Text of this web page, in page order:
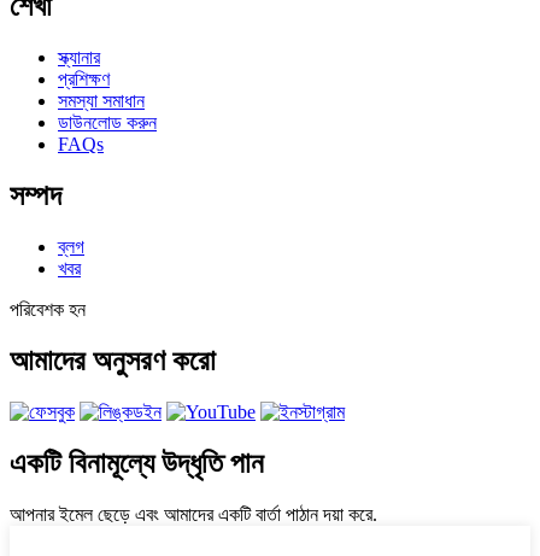
স্ক্যানার
প্রশিক্ষণ
সমস্যা সমাধান
ডাউনলোড করুন
FAQs
সম্পদ
ব্লগ
খবর
পরিবেশক হন
আমাদের অনুসরণ করো
একটি বিনামূল্যে উদ্ধৃতি পান
আপনার ইমেল ছেড়ে এবং আমাদের একটি বার্তা পাঠান দয়া করে.